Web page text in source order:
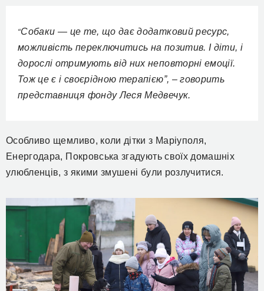
“Собаки — це те, що дає додатковий ресурс,
можливість переключитись на позитив. І діти, і
дорослі отримують від них неповторні емоції.
Тож це є і своєрідною терапією”, – говорить
представниця фонду Леся Медвечук.
Особливо щемливо, коли дітки з Маріуполя,
Енергодара, Покровська згадують своїх домашніх
улюбленців, з якими змушені були розлучитися.